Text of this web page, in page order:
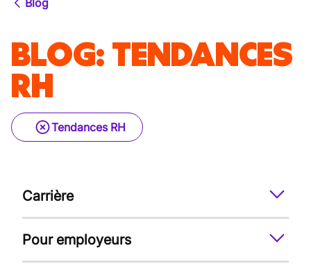
Blog
BLOG: TENDANCES
RH
Tendances RH
Carrière
Pour employeurs